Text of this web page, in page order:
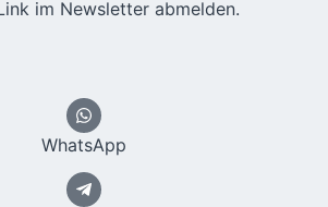
im Newsletter abmelden.
WhatsApp